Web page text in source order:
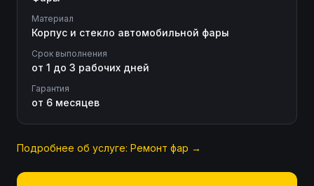
Материал
Корпус и стекло автомобильной фары
Срок выполнения
от 1 до 3 рабочих дней
Гарантия
от 6 месяцев
Подробнее об услуге: Ремонт фар →